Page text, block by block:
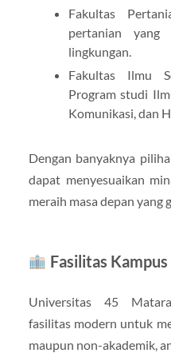
Fakultas
pertanian yang
lingkungan.
Fakultas Ilmu
Program studi
Komunikasi, dan
Dengan banyaknya
dapat menyesuaikan
meraih masa depan yang
Fasilitas Kampus
Universitas 45
fasilitas modern untuk
maupun non-akademik,